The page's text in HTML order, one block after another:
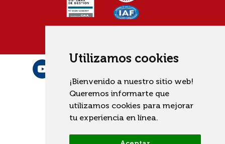
Utilizamos cookies
¡Bienvenido a nuestro sitio web!
Queremos informarte que
utilizamos cookies para mejorar
tu experiencia en línea.